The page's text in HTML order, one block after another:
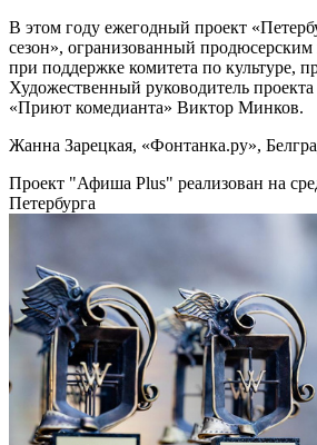
В этом году ежегодный проект
сезон», огранизованный
при поддержке комитета по культуре,
Художественный руководитель проекта
«Приют комедианта» Виктор Минков.
Жанна Зарецкая, «Фонтанка.ру»,
Проект "Афиша Plus" реализован на
Петербурга